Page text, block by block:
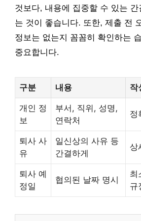
것보다, 내용에 집중할 수 있는
는 것이 좋습니다. 또한, 제출 전
정보는 없는지 꼼꼼히 확인하는
중요합니다.
구분 내용 작
개인 정
보
부서, 직위, 성명,
연락처
정
퇴사 사
유
일신상의 사유 등
간결하게
상
퇴사 예
정일
협의된 날짜 명시
최
규